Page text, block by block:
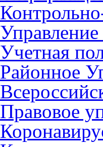
Управление
Учетная
Районное
Правовое